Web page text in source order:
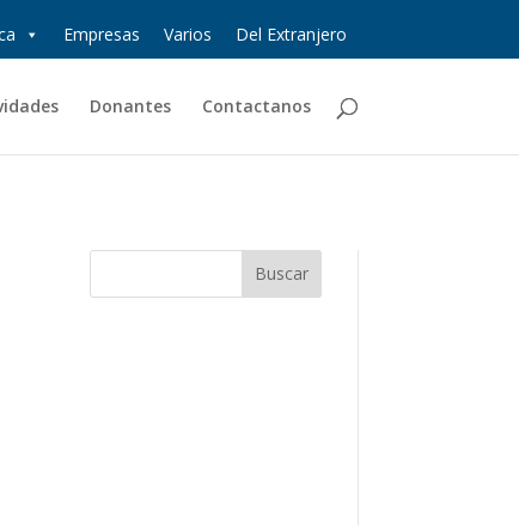
Empresas Varios Del Extranjero
Donantes Contactanos